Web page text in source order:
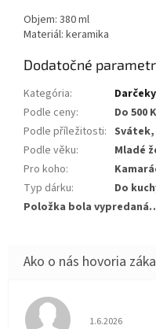
Objem: 380 ml
Materiál: keramika
Dodatočné
Kategória:
Podle ceny:
Do 500
Podle příležitosti: Svátek,
Podle věku:
Mladé
Pro koho:
Typ dárku:
Do
Položka bola
Hodnotenie
1.6.2026